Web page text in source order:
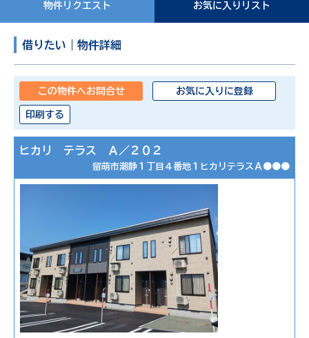
物件リクエスト お気に入りリスト
借りたい｜物件詳細
この物件へお問合せ お気に入りに登録
印刷する
ヒカリ テラス Ａ／２０２
留萌市潮静１丁目４番地１ヒカリテラスＡ●●●